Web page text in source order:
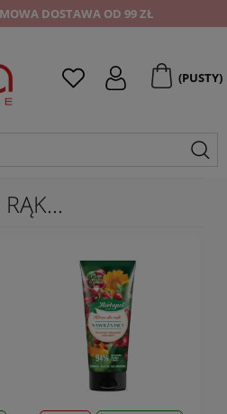
DOSTAWA OD 99 ZŁ
(PUSTY)